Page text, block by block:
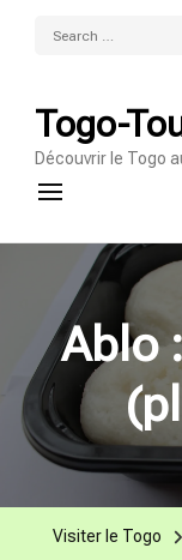
Search
Togo-
Découvrir le Togo
Ablo
Visiter le Togo